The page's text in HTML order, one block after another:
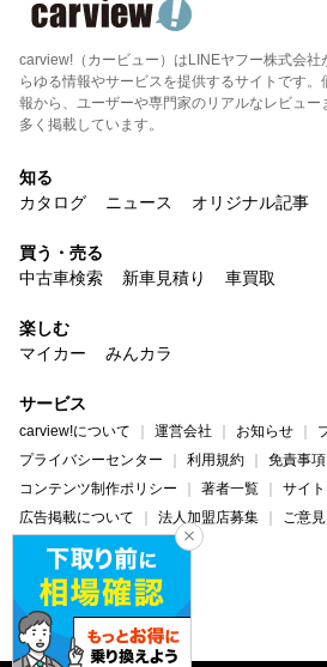
carview!（カービュー）はLINEヤフー株式会社
らゆる情報やサービスを提供するサイトです
報から、ユーザーや専門家のリアルなレビュ
多く掲載しています。
知る
カタログ
ニュース オリジナル記事
買う・売る
中古車検索
新車見積り 車買取
楽しむ
マイカー
みんカラ
サービス
carview!について 運営会社 お知らせ
プライバシーセンター
利用規約
免責事項
コンテンツ制作ポリシー
著者一覧
サイ
広告掲載について
法人加盟店募集
ご意
ヘルプ・お問い合わせ
carview! Yahoo! JAPAN